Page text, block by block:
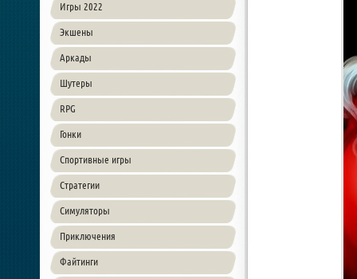
Игры 2022
Экшены
Аркады
Шутеры
RPG
Гонки
Спортивные игры
Стратегии
Симуляторы
Приключения
Файтинги